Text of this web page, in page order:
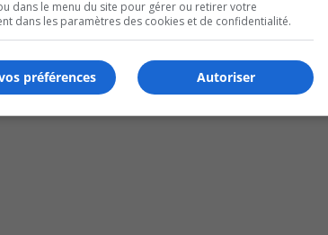
dans le menu du site pour gérer ou retirer votre
dans les paramètres des cookies et de confidentialité.
Autoriser
préférences